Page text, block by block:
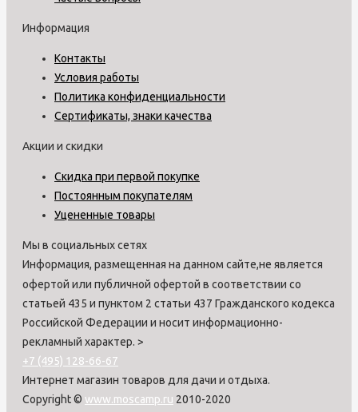
Информация
Контакты
Условия работы
Политика конфиденциальности
Сертификаты, знаки качества
Акции и скидки
Скидка при первой покупке
Постоянным покупателям
Уцененные товары
Мы в социальных сетях
Информация, размещенная на данном сайте,не является
офертой или публичной офертой в соответствии со
статьей 435 и пунктом 2 статьи 437 Гражданского кодекса
Российской Федерации и носит информационно-
рекламный характер. >
+7 (495) 128-66-67
Интернет магазин товаров для дачи и отдыха.
Copyright © www.moscamp.ru 2010-2020